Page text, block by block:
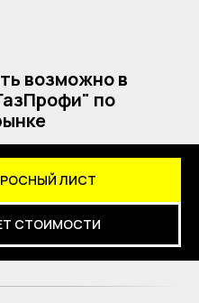
возможно в
по
ЛИСТ
СТОИМОСТИ